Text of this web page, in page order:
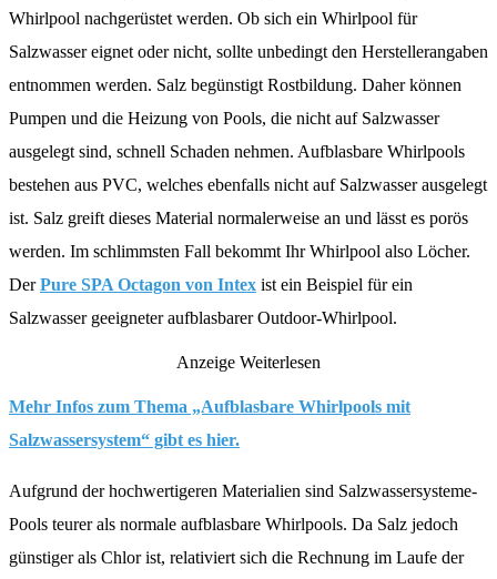
Whirlpool nachgerüstet werden. Ob sich ein Whirlpool für
Salzwasser eignet oder nicht, sollte unbedingt den Herstellerangaben
entnommen werden. Salz begünstigt Rostbildung. Daher können
Pumpen und die Heizung von Pools, die nicht auf Salzwasser
ausgelegt sind, schnell Schaden nehmen. Aufblasbare Whirlpools
bestehen aus PVC, welches ebenfalls nicht auf Salzwasser ausgelegt
ist. Salz greift dieses Material normalerweise an und lässt es porös
werden. Im schlimmsten Fall bekommt Ihr Whirlpool also Löcher.
DerPure SPA Octagon von Intex ist ein Beispiel für ein
Salzwasser geeigneter aufblasbarer Outdoor-Whirlpool.
Anzeige Weiterlesen
Mehr Infos zum Thema „Aufblasbare Whirlpools mit
Salzwassersystem“ gibt es hier.
Aufgrund der hochwertigeren Materialien sind Salzwassersysteme-
Pools teurer als normale aufblasbare Whirlpools. Da Salz jedoch
günstiger als Chlor ist, relativiert sich die Rechnung im Laufe der